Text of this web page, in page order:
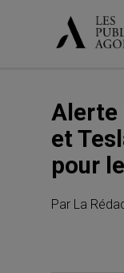
Alerte
et
pour
Par La